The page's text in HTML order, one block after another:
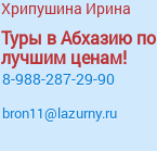
Хрипушина Ирина
Туры в Абхазию по
лучшим ценам!
8-988-287-29-90
bron11@lazurny.ru